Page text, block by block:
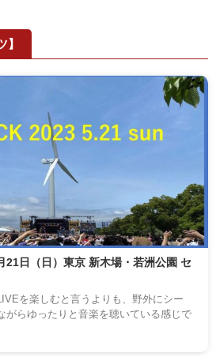
】
日（日）東京 新木場・若洲公園 セ
を楽しむと言うよりも、野外にシー
がらゆったりと音楽を聴いている感じで